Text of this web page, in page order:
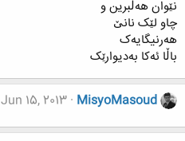
نێوان هه‌ڵبرین و
چاو لێک نانێ
هه‌رنیگایه‌ک
باڵا ئه‌کا به‌دیوارێک
MisyoMasoud
Jun 15, 2013